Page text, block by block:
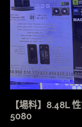
【場料】8.48L
5080